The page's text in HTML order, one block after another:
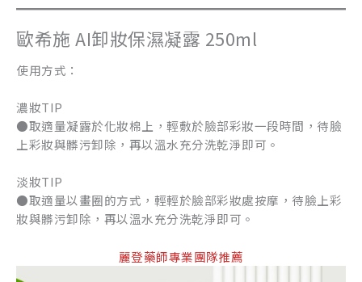
歐希施 AI卸妝保濕凝露 250ml
使用方式：
濃妝TIP
●取適量凝露於化妝棉上，輕敷於臉部彩妝一段時間，待臉
上彩妝與髒污卸除，再以溫水充分洗乾淨即可。
淡妝TIP
●取適量以畫圈的方式，輕輕於臉部彩妝處按摩，待臉上彩
妝與髒污卸除，再以溫水充分洗乾淨即可。
麗登藥師專業團隊推薦